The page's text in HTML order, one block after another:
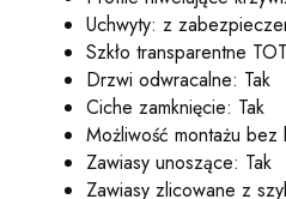
Uchwyty: z
Szkło transparentne
Drzwi odwracalne: Tak
Ciche zamknięcie: Tak
Możliwość montażu bez
Zawiasy unoszące: Tak
Zawiasy zlicowane z